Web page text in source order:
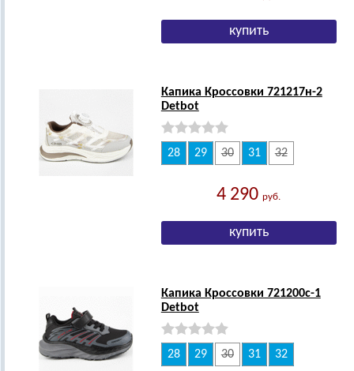
Капика Кроссовки 721217н-2
Detbot
28 29 30 31 32
4 290руб.
Капика Кроссовки 721200с-1
Detbot
28 29 30 31 32